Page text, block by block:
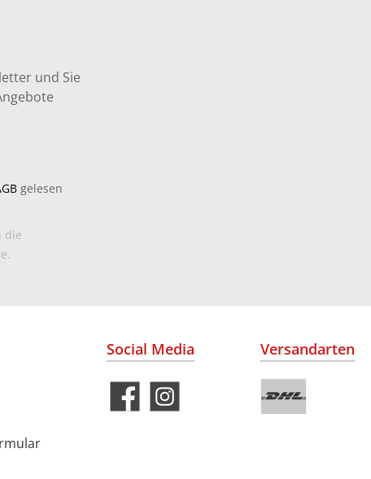
und Sie
gelesen
die
Social Media Versandarten